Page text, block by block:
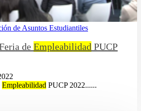
de Asuntos Estudiantiles
de Empleabilidad PUCP
Empleabilidad PUCP 2022......